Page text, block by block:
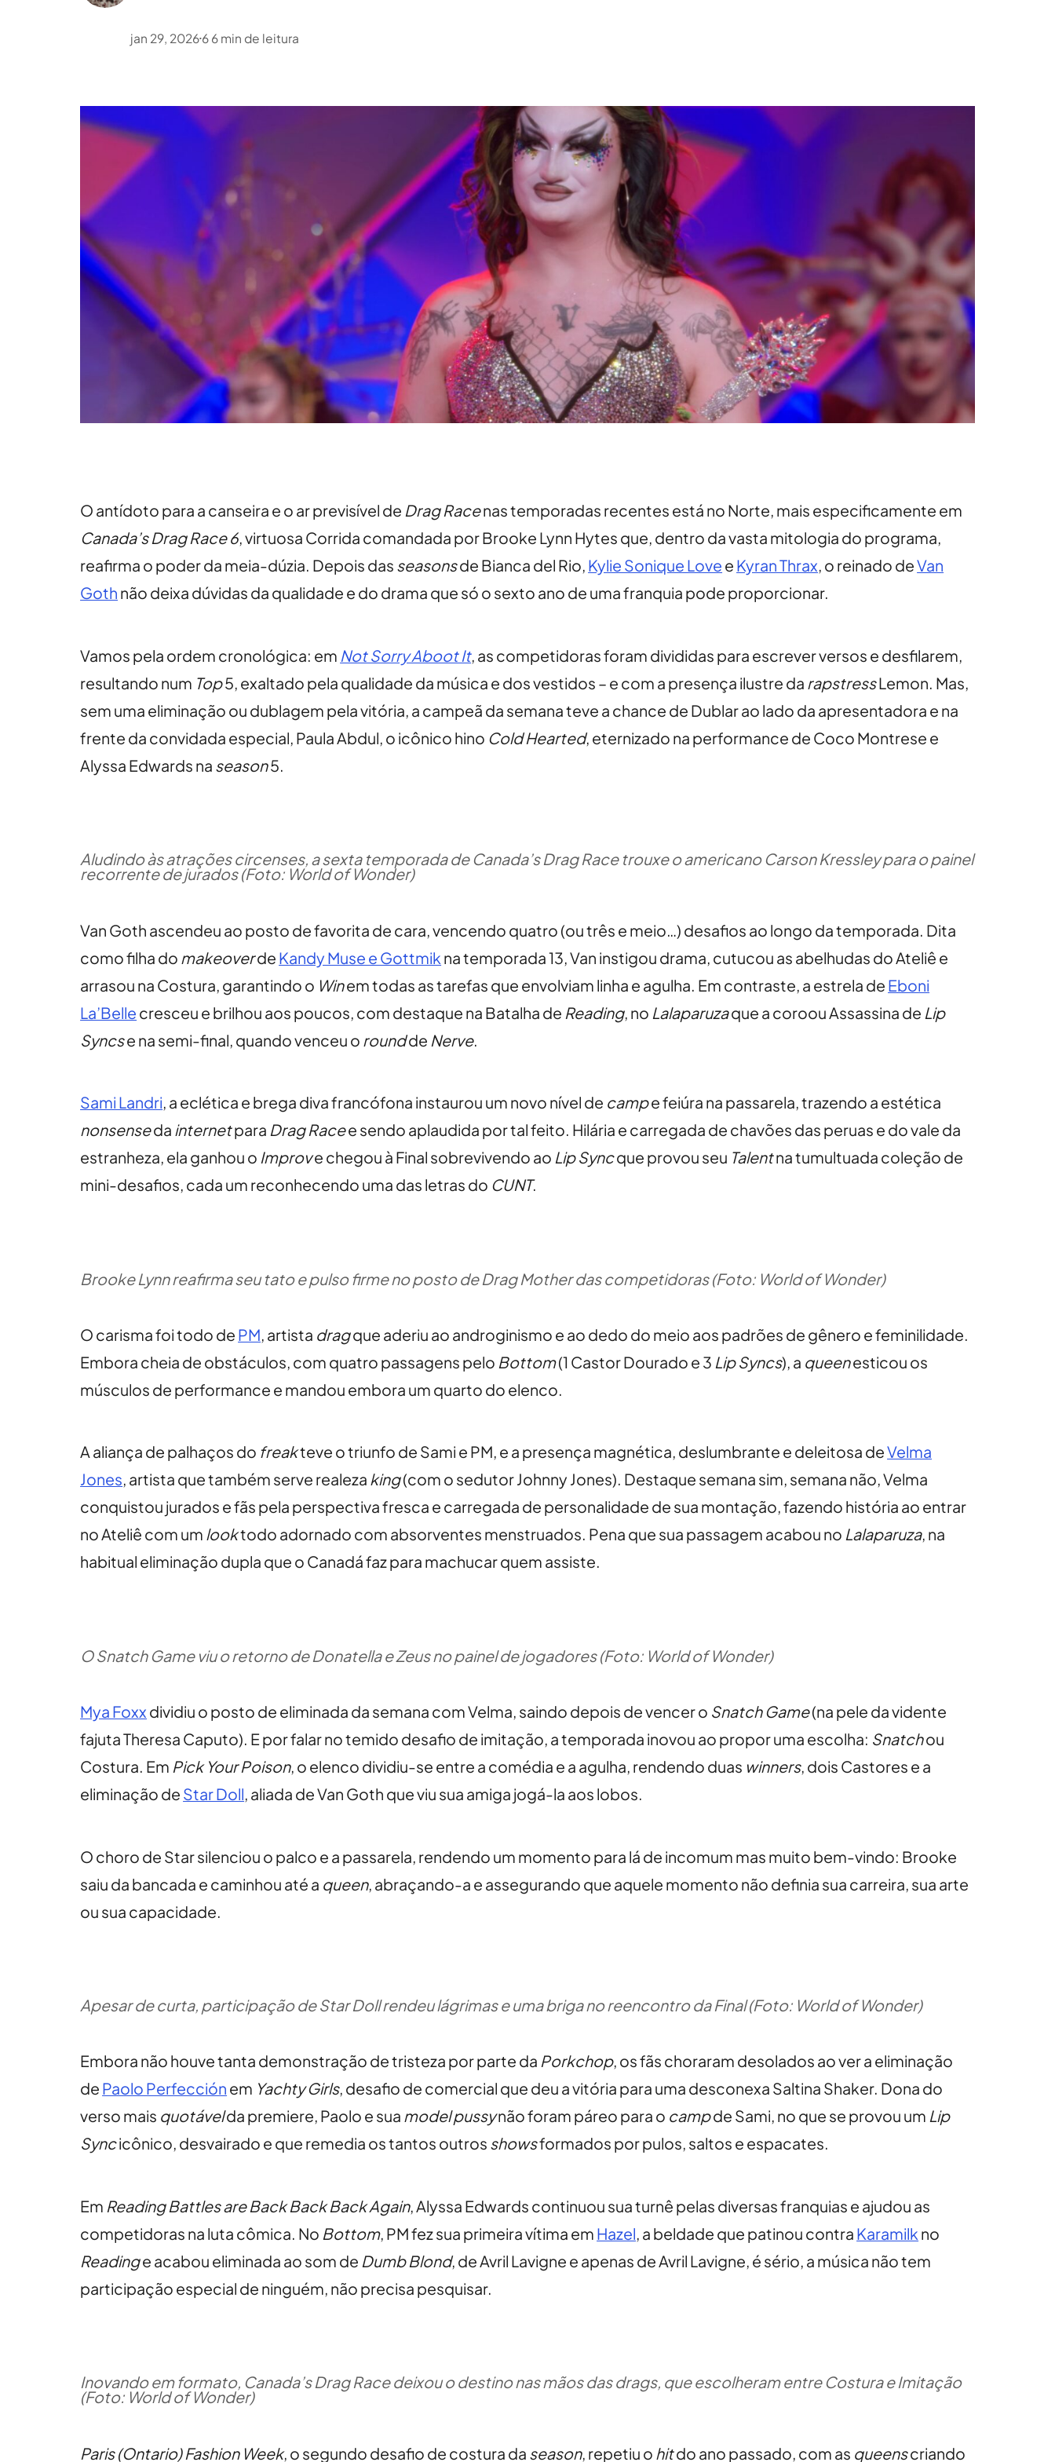
jan 29, 2026•6 6 min de leitura
O antídoto para a canseira e o ar previsível de Drag Racenas temporadas recentes está no Norte, mais especificamente em
Canada’s Drag Race 6, virtuosa Corrida comandada por Brooke Lynn Hytes que, dentro da vasta mitologia do programa,
reafirma o poder da meia-dúzia. Depois das seasonsde Bianca del Rio, Kylie Sonique Love e Kyran Thrax, o reinado deVan
Goth não deixa dúvidas da qualidade e do drama que só o sexto ano de uma franquia pode proporcionar.
Vamos pela ordem cronológica: em Not Sorry Aboot It, as competidoras foram divididas para escrever versos e desfilarem,
resultando num Top5, exaltado pela qualidade da música e dos vestidos – e com a presença ilustre da rapstressLemon. Mas,
sem uma eliminação ou dublagem pela vitória, a campeã da semana teve a chance de Dublar ao lado da apresentadora e na
frente da convidada especial, Paula Abdul, o icônico hino Cold Hearted, eternizado na performance de Coco Montrese e
Alyssa Edwards na season5.
Aludindo às atrações circenses, a sexta temporada de Canada’s Drag Race trouxe o americano Carson Kressley para o painel
recorrente de jurados (Foto: World of Wonder)
Van Goth ascendeu ao posto de favorita de cara, vencendo quatro (ou três e meio…) desafios ao longo da temporada. Dita
como filha do makeoverde Kandy Muse e Gottmik na temporada 13, Van instigou drama, cutucou as abelhudas do Ateliê e
arrasou na Costura, garantindo o Winem todas as tarefas que envolviam linha e agulha. Em contraste, a estrela de Eboni
La’Belle cresceu e brilhou aos poucos, com destaque na Batalha de Reading, no Lalaparuzaque a coroou Assassina de Lip
Syncse na semi-final, quando venceu o roundde Nerve.
Sami Landri, a eclética e brega diva francófona instaurou um novo nível de campe feiúra na passarela, trazendo a estética
nonsenseda internetpara Drag Racee sendo aplaudida por tal feito. Hilária e carregada de chavões das peruas e do vale da
estranheza, ela ganhou o Improve chegou à Final sobrevivendo ao Lip Syncque provou seu Talentna tumultuada coleção de
mini-desafios, cada um reconhecendo uma das letras do CUNT.
Brooke Lynn reafirma seu tato e pulso firme no posto de Drag Mother das competidoras (Foto: World of Wonder)
O carisma foi todo de PM, artista dragque aderiu ao androginismo e ao dedo do meio aos padrões de gênero e feminilidade.
Embora cheia de obstáculos, com quatro passagens pelo Bottom(1 Castor Dourado e 3 Lip Syncs), a queenesticou os
músculos de performance e mandou embora um quarto do elenco.
A aliança de palhaços do freakteve o triunfo de Sami e PM, e a presença magnética, deslumbrante e deleitosa deVelma
Jones, artista que também serve realeza king(com o sedutor Johnny Jones). Destaque semana sim, semana não, Velma
conquistou jurados e fãs pela perspectiva fresca e carregada de personalidade de sua montação, fazendo história ao entrar
no Ateliê com um looktodo adornado com absorventes menstruados. Pena que sua passagem acabou no Lalaparuza, na
habitual eliminação dupla que o Canadá faz para machucar quem assiste.
O Snatch Game viu o retorno de Donatella e Zeus no painel de jogadores (Foto: World of Wonder)
Mya Foxx dividiu o posto de eliminada da semana com Velma, saindo depois de vencer o Snatch Game(na pele da vidente
fajuta Theresa Caputo). E por falar no temido desafio de imitação, a temporada inovou ao propor uma escolha: Snatchou
Costura. Em Pick Your Poison, o elenco dividiu-se entre a comédia e a agulha, rendendo duas winners, dois Castores e a
eliminação de Star Doll, aliada de Van Goth que viu sua amiga jogá-la aos lobos.
O choro de Star silenciou o palco e a passarela, rendendo um momento para lá de incomum mas muito bem-vindo: Brooke
saiu da bancada e caminhou até a queen, abraçando-a e assegurando que aquele momento não definia sua carreira, sua arte
ou sua capacidade.
Apesar de curta, participação de Star Doll rendeu lágrimas e uma briga no reencontro da Final (Foto: World of Wonder)
Embora não houve tanta demonstração de tristeza por parte da Porkchop, os fãs choraram desolados ao ver a eliminação
de Paolo Perfección em Yachty Girls, desafio de comercial que deu a vitória para uma desconexa Saltina Shaker. Dona do
verso mais quotávelda premiere, Paolo e sua model pussynão foram páreo para o campde Sami, no que se provou um Lip
Syncicônico, desvairado e que remedia os tantos outros showsformados por pulos, saltos e espacates.
Em Reading Battles are Back Back Back Again, Alyssa Edwards continuou sua turnê pelas diversas franquias e ajudou as
competidoras na luta cômica. No Bottom, PM fez sua primeira vítima em Hazel, a beldade que patinou contra Karamilk no
Readinge acabou eliminada ao som de Dumb Blond, de Avril Lavigne e apenas de Avril Lavigne, é sério, a música não tem
participação especial de ninguém, não precisa pesquisar.
Inovando em formato, Canada’s Drag Race deixou o destino nas mãos das drags, que escolheram entre Costura e Imitação
(Foto: World of Wonder)
Paris (Ontario) Fashion Week, o segundo desafio de costura da season, repetiu o hitdo ano passado, com as queenscriando